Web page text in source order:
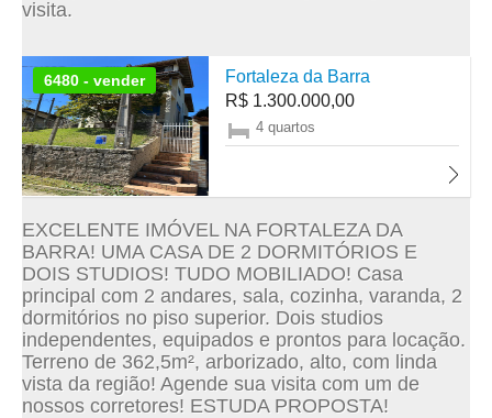
visita.
6480 - vender
Fortaleza da Barra
R$ 1.300.000,00
4 quartos
EXCELENTE IMÓVEL NA FORTALEZA DA
BARRA! UMA CASA DE 2 DORMITÓRIOS E
DOIS STUDIOS! TUDO MOBILIADO! Casa
principal com 2 andares, sala, cozinha, varanda, 2
dormitórios no piso superior. Dois studios
independentes, equipados e prontos para locação.
Terreno de 362,5m², arborizado, alto, com linda
vista da região! Agende sua visita com um de
nossos corretores! ESTUDA PROPOSTA!